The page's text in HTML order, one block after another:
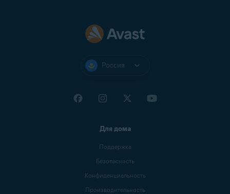
Россия
Для дома
Поддержка
Безопасность
Конфиденциальность
Производительность